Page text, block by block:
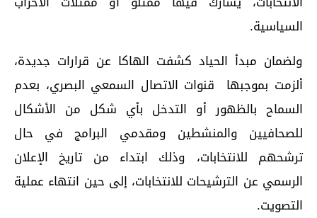
السياسية.
ولضمان مبدأ الحياد كشفت الهاكا عن قرارات جديدة،
ألزمت بموجبها قنوات الاتصال السمعي البصري، بعدم
السماح بالظهور أو التدخل بأي شكل من الأشكال
للصحافيين والمنشطين ومقدمي البرامج في حال
ترشحهم للانتخابات، وذلك ابتداء من تاريخ الإعلان
الرسمي عن الترشيحات للانتخابات، إلى حين انتهاء عملية
التصويت.